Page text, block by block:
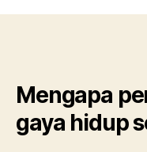
Mengapa
gaya hidup